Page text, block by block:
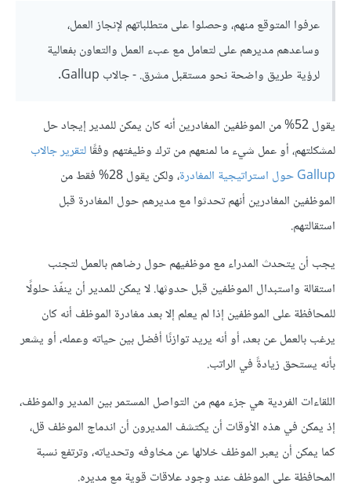
عرفوا المتوقع منهم، وحصلوا على متطلباتهم لإنجاز العمل،
وساعدهم مديرهم على لتعامل مع عبء العمل والتعاون بفعالية
لرؤية طريق واضحة نحو مستقبل مشرق. - جالاب Gallup.
يقول 52% من الموظفين المغادرين أنه كان يمكن للمدير إيجاد حل
لمشكلتهم، أو عمل شيء ما لمنعهم من ترك وظيفتهم وفقًالتقرير جالاب
Gallup حول استراتيجية المغادرة
، ولكن يقول 28% فقط من
الموظفين المغادرين أنهم تحدثوا مع مديرهم حول المغادرة قبل
استقالتهم.
يجب أن يتحدث المدراء مع موظفيهم حول رضاهم بالعمل لتجنب
استقالة واستبدال الموظفين قبل حدوثها. لا يمكن للمدير أن ينفّذ حلولًا
للمحافظة على الموظفين إذا لم يعلم إلا بعد مغادرة الموظف أنه كان
يرغب بالعمل عن بعد، أو أنه يريد توازنًا أفضل بين حياته وعمله، أو يشعر
بأنه يستحق زيادةً في الراتب.
اللقاءات الفردية هي جزء مهم من التواصل المستمر بين المدير والموظف،
إذ يمكن في هذه الأوقات أن يكتشف المديرون أن اندماج الموظف قل،
كما يمكن أن يعبر الموظف خلالها عن مخاوفه وتحدياته، وترتفع نسبة
المحافظة على الموظف عند وجود علاقات قوية مع مديره.